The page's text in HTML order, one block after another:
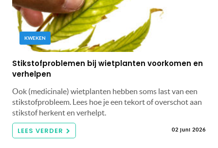
KWEKEN
Stikstofproblemen bij wietplanten voorkomen en
verhelpen
Ook (medicinale) wietplanten hebben soms last van een
stikstofprobleem. Lees hoe je een tekort of overschot aan
stikstof herkent en verhelpt.
LEES VERDER 02 juni 2026